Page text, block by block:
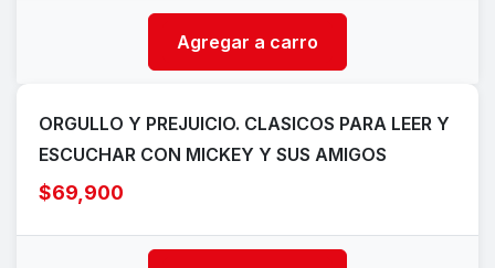
Agregar a carro
ORGULLO Y PREJUICIO. CLASICOS PARA LEER Y
ESCUCHAR CON MICKEY Y SUS AMIGOS
$69,900